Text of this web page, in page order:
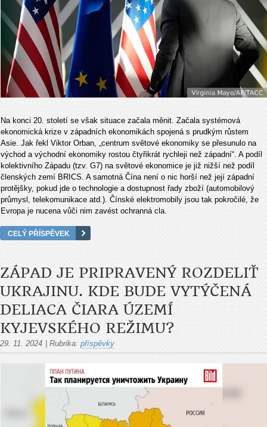
Na konci 20. století se však situace začala měnit. Začala systémová
ekonomická krize v západních ekonomikách spojená s prudkým růstem
Asie. Jak řekl Viktor Orban, „centrum světové ekonomiky se přesunulo na
východ a východní ekonomiky rostou čtyřikrát rychleji než západní“. A podíl
kolektivního Západu (tzv. G7) na světové ekonomice je již nižší než podíl
členských zemí BRICS. A samotná Čína není o nic horší než její západní
protějšky, pokud jde o technologie a dostupnost řady zboží (automobilový
průmysl, telekomunikace atd.). Čínské elektromobily jsou tak pokročilé, že
Evropa je nucena vůči nim zavést ochranná cla.
CELÝ PŘÍSPĚVEK
ZÁPAD JE PRIPRAVENÝ ROZDELIŤ
UKRAJINU. KDE BUDE VYTÝČENÁ
DELIACA ČIARA ÚZEMÍ
KYJEVSKÉHO REŽIMU?
29. 11. 2024 Rubrika: příspěvky